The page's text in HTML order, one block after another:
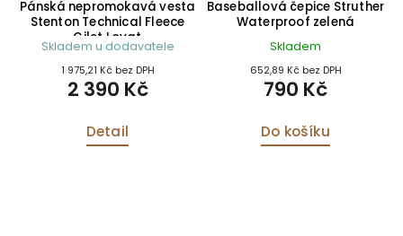
Pánská nepromokavá vesta
Stenton Technical Fleece
Gilet Lovat
Skladem u dodavatele
1 975,21 Kč bez DPH
2 390 Kč
Detail
Baseballová čepice Struther
Waterproof zelená
Skladem
652,89 Kč bez DPH
790 Kč
Do košíku